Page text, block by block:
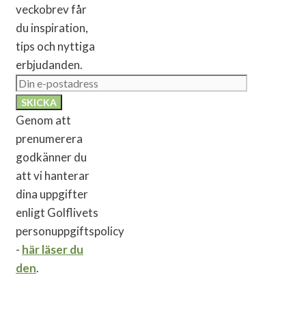
veckobrev får
du inspiration,
tips och nyttiga
erbjudanden.
Genom att
prenumerera
godkänner du
att vi hanterar
dina uppgifter
enligt Golflivets
personuppgiftspolicy
- här läser du
den.